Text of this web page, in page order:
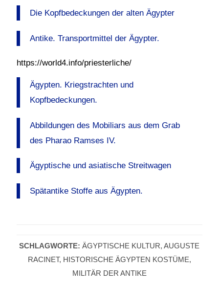
Die Kopfbedeckungen der alten Ägypter
Antike. Transportmittel der Ägypter.
https://world4.info/priesterliche/
Ägypten. Kriegstrachten und
Kopfbedeckungen.
Abbildungen des Mobiliars aus dem Grab
des Pharao Ramses IV.
Ägyptische und asiatische Streitwagen
Spätantike Stoffe aus Ägypten.
SCHLAGWORTE: ÄGYPTISCHE KULTUR,AUGUSTE
RACINET, HISTORISCHE ÄGYPTEN KOSTÜME,
MILITÄR DER ANTIKE